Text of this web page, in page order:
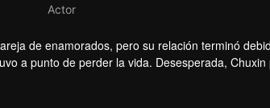
Actor
de enamorados, pero su relación terminó
a punto de perder la vida. Desesperada,
estaban al borde del colapso. Decidió fingir que